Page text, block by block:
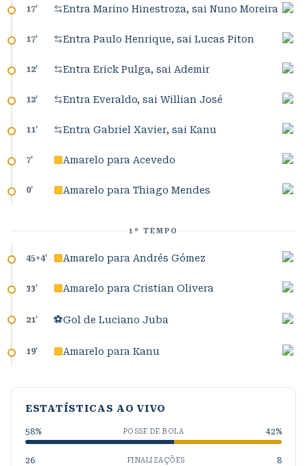
17' Entra Marino Hinestroza, sai Nuno Moreira
17' Entra Paulo Henrique, sai Lucas Piton
12' Entra Erick Pulga, sai Ademir
12' Entra Everaldo, sai Willian José
11' Entra Gabriel Xavier, sai Kanu
7' Amarelo para Acevedo
0' Amarelo para Thiago Mendes
1º TEMPO
45+4' Amarelo para Andrés Gómez
33' Amarelo para Cristian Olivera
21' ⚽Gol de Luciano Juba
19' Amarelo para Kanu
ESTATÍSTICAS AO VIVO
58% POSSE DE BOLA 42%
26 FINALIZAÇÕES 8